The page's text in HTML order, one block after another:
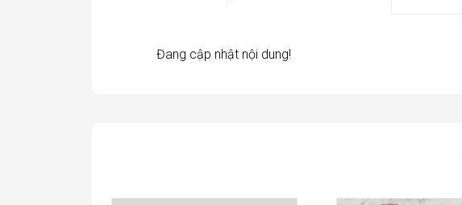
Đang cập nhật nội dung!